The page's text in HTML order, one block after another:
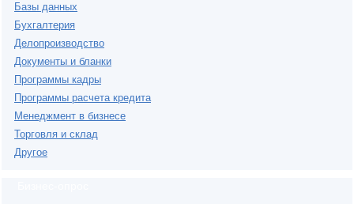
Базы данных
Бухгалтерия
Делопроизводство
Документы и бланки
Программы кадры
Программы расчета кредита
Менеджмент в бизнесе
Торговля и склад
Другое